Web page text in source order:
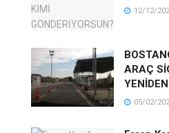
12/12/
ARAÇ
05/02/